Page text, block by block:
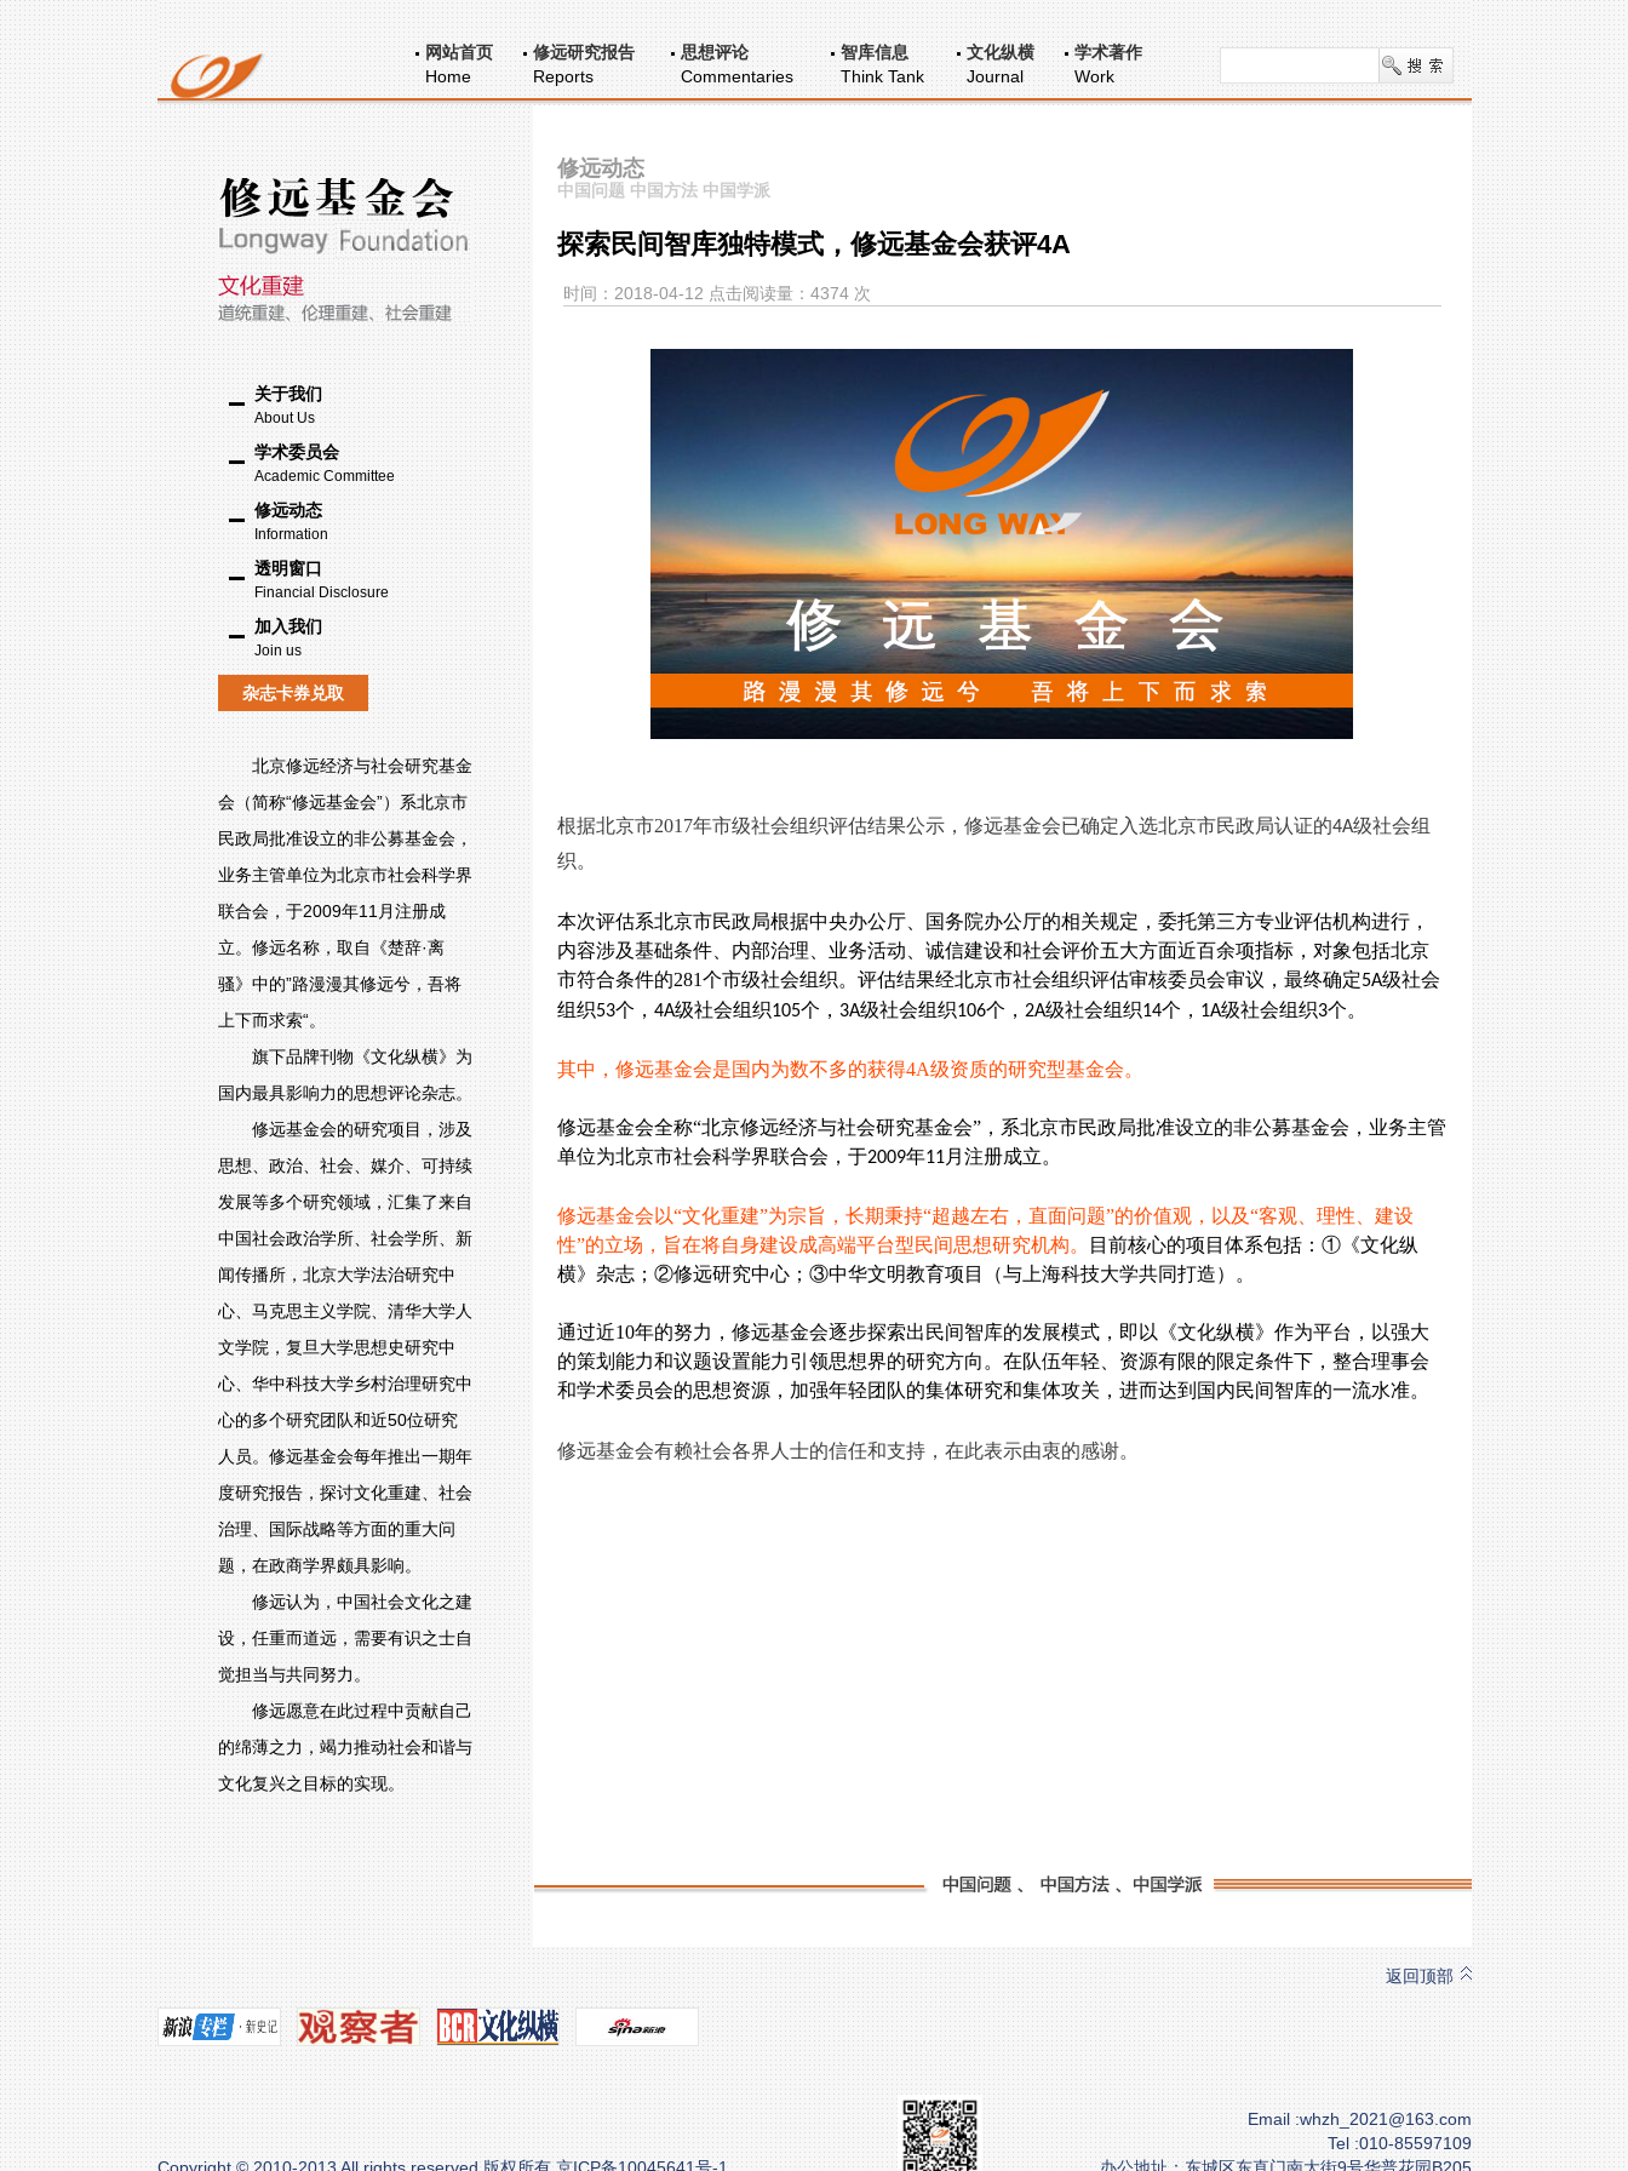
网站首页
Home
修远研究报告
Reports
思想评论
Commentaries
智库信息
Think Tank
文化纵横
Journal
学术著作
Work
关于我们
About Us
学术委员会
Academic Committee
修远动态
Information
透明窗口
Financial Disclosure
加入我们
Join us
杂志卡券兑取
北京修远经济与社会研究基金
会（简称“修远基金会”）系北京市
民政局批准设立的非公募基金会，
业务主管单位为北京市社会科学界
联合会，于2009年11月注册成
立。修远名称，取自《楚辞·离
骚》中的”路漫漫其修远兮，吾将
上下而求索“。
旗下品牌刊物《文化纵横》为
国内最具影响力的思想评论杂志。
修远基金会的研究项目，涉及
思想、政治、社会、媒介、可持续
发展等多个研究领域，汇集了来自
中国社会政治学所、社会学所、新
闻传播所，北京大学法治研究中
心、马克思主义学院、清华大学人
文学院，复旦大学思想史研究中
心、华中科技大学乡村治理研究中
心的多个研究团队和近50位研究
人员。修远基金会每年推出一期年
度研究报告，探讨文化重建、社会
治理、国际战略等方面的重大问
题，在政商学界颇具影响。
修远认为，中国社会文化之建
设，任重而道远，需要有识之士自
觉担当与共同努力。
修远愿意在此过程中贡献自己
的绵薄之力，竭力推动社会和谐与
文化复兴之目标的实现。
修远动态
中国问题 中国方法 中国学派
探索民间智库独特模式，修远基金会获评4A
时间：2018-04-12 点击阅读量：4374 次
根据北京市2017年市级社会组织评估结果公示，修远基金会已确定入选北京市民政局认证的4A级社会组
织。
本次评估系北京市民政局根据中央办公厅、国务院办公厅的相关规定，委托第三方专业评估机构进行，
内容涉及基础条件、内部治理、业务活动、诚信建设和社会评价五大方面近百余项指标， 对象包括北京
市符合条件的281个市级社会组织。评估结果经北京市社会组织评估审核委员会审议，最终确定5A级社会
组织53个， 4A级社会组织105个， 3A级社会组织106个， 2A级社会组织14个， 1A级社会组织3个。
其中，修远基金会是国内为数不多的获得4A级资质的研究型基金会。
修远基金会全称“北京修远经济与社会研究基金会”，系北京市民政局批准设立的非公募基金会，业务主管
单位为北京市社会科学界联合会，于2009年11 月注册成立。
修远基金会以“文化重建”为宗旨，长期秉持“超越左右，直面问题”的价值观，以及“客观、理性、建设
性”的立场，旨在将自身建设成高端平台型民间思想研究机构。
目前核心的项目体系包括：①《文化纵
横》杂志；②修远研究中心；③中华文明教育项目（与上海科技大学共同打造）。
通过近10年的努力，修远基金会逐步探索出民间智库的发展模式，即以《文化纵横》作为平台，以强大
的策划能力和议题设置能力引领思想界的研究方向。在队伍年轻、资源有限的限定条件下，整合理事会
和学术委员会的思想资源，加强年轻团队的集体研究和集体攻关，进而达到国内民间智库的一流水准。
修远基金会有赖社会各界人士的信任和支持，在此表示由衷的感谢。
返回顶部
Email :whzh_2021@163.com
Tel :010-85597109